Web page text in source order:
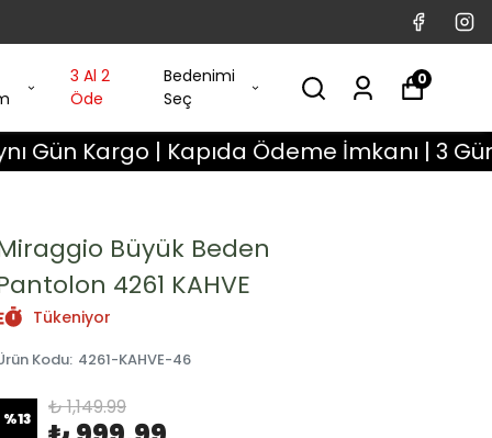
3 Al 2
Öde
Bedenimi
Seç
0
Kargo | Kapıda Ödeme İmkanı | 3 Gün
Büyük Beden
4261 KAHVE
Tükeniyor
Kodu: 4261-KAHVE-46
%13 ₺ 1,149.99